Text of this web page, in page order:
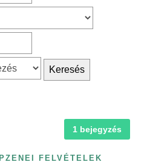
Keresés
1 bejegyzés
FELVÉTELEK